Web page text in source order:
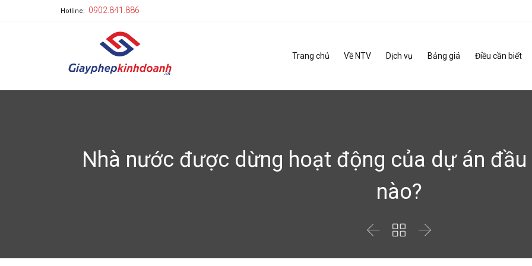
Hotline: 0902.841.886
Trang chủ Về NTV Dịch vụ Bảng giá Điều cần biết
Nhà nước được dừng hoạt động của dự án
nào?
  